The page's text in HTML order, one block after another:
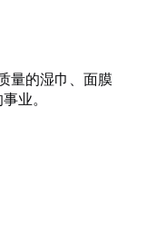
量的湿巾、面膜
业。